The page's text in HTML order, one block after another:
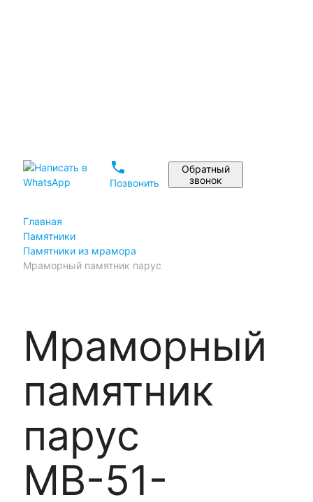
phone
Позвонить
Обратный
звонок
Главная
Памятники
Памятники из мрамора
Мраморный памятник парус
Мраморный
памятник
парус
МВ-51-